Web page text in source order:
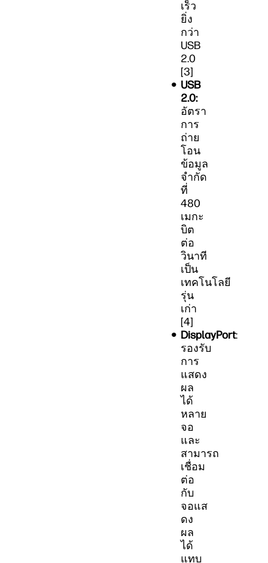
เร็ว
ยิ่ง
กว่า
USB
2.0
[3]
USB
2.0:
อัตรา
การ
ถ่าย
โอน
ข้อมูล
จำกัด
ที่
480
เมกะ
บิต
ต่อ
วินาที
เป็น
เทคโนโลยี
รุ่น
เก่า
[4]
DisplayPort:
รองรับ
การ
แสดง
ผล
ได้
หลาย
จอ
และ
สามารถ
เชื่อม
ต่อ
กับ
จอแส
ดง
ผล
ได้
แทบ